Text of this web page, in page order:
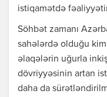
istiqamətdə
Söhbət zamanı
sahələrdə olduğu
əlaqələrin uğurla
dövriyyəsinin artan
daha da